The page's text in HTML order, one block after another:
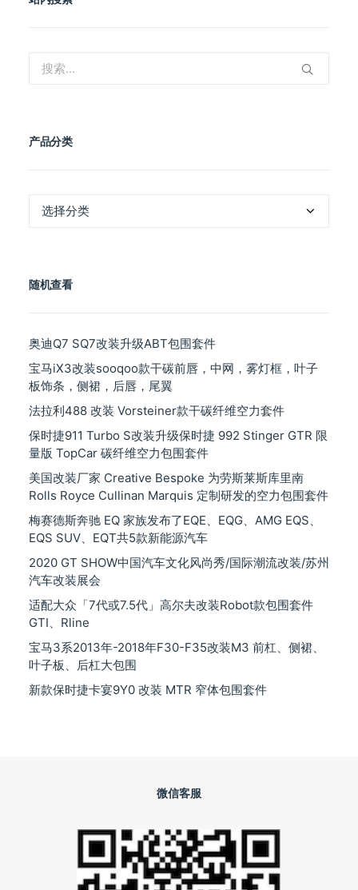
产品分类
随机查看
奥迪Q7 SQ7改装升级ABT包围套件
宝马iX3改装sooqoo款干碳前唇，中网，雾灯框，叶子
板饰条，侧裙，后唇，尾翼
法拉利488 改装 Vorsteiner款干碳纤维空力套件
保时捷911 Turbo S改装升级保时捷 992 Stinger GTR 限
量版 TopCar 碳纤维空力包围套件
美国改装厂家 Creative Bespoke 为劳斯莱斯库里南
Rolls Royce Cullinan Marquis 定制研发的空力包围套件
梅赛德斯奔驰 EQ 家族发布了EQE、EQG、AMG EQS、
EQS SUV、EQT共5款新能源汽车
2020 GT SHOW中国汽车文化风尚秀/国际潮流改装/苏州
汽车改装展会
适配大众「7代或7.5代」高尔夫改装Robot款包围套件
GTI、Rline
宝马3系2013年-2018年F30-F35改装M3 前杠、侧裙、
叶子板、后杠大包围
新款保时捷卡宴9Y0 改装 MTR 窄体包围套件
微信客服